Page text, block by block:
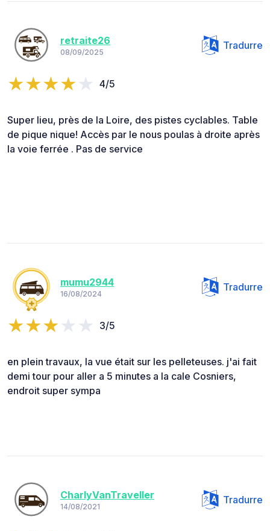
retraite26
08/09/2025
Tradurre
4/5
Super lieu, près de la Loire, des pistes cyclables. Table
de pique nique! Accès par le nous poulas à droite après
la voie ferrée . Pas de service
mumu2944
16/08/2024
Tradurre
3/5
en plein travaux, la vue était sur les pelleteuses. j'ai fait
demi tour pour aller a 5 minutes a la cale Cosniers,
endroit super sympa
CharlyVanTraveller
14/08/2021
Tradurre